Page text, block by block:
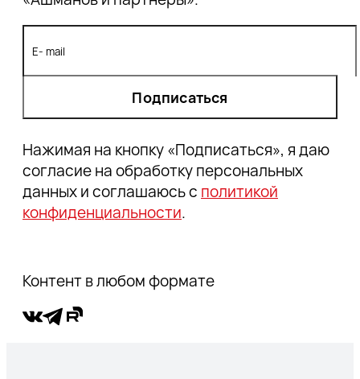
Как развивается SEO-продвижение: тренды
Какие параметры сайта важны для
ранжирования
Преимущества SEO-продвижения
сайта
Фокус на главное
Подписаться
Нажимая на кнопку «Подписаться», я даю
согласие на обработку персональных
данных и соглашаюсь с политикой
конфиденциальности.
Контент в любом формате